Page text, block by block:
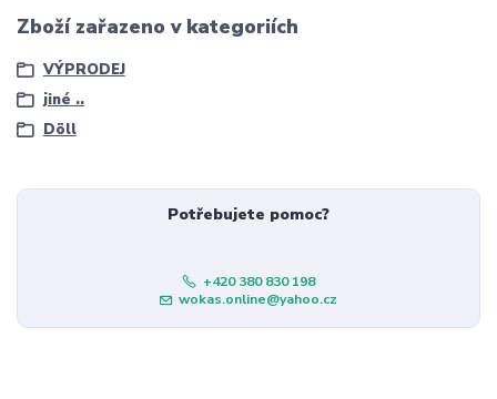
Zboží zařazeno v kategoriích
VÝPRODEJ
jiné ..
Döll
Potřebujete pomoc?
+420 380 830 198
wokas.online@yahoo.cz